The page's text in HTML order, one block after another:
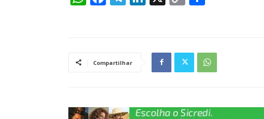
A b
k
a
n
Li
n
Compartilhar